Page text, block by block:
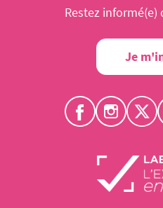
Restez
Je